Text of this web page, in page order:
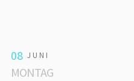
08 JUNI
MONTAG